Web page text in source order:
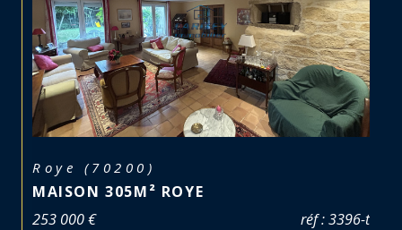
Roye (70200)
MAISON 305M² ROYE
253 000 €
réf : 3396-t